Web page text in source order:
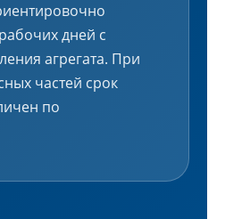
дней с
агрегата. При
частей срок
по